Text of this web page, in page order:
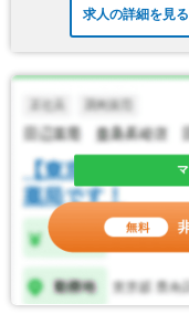
求人の詳細を見る